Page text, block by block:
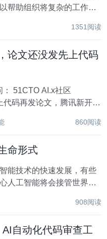
帮助组织将复杂的工作流
特的优点和适用的场景。
1351阅读
论文还没发先上代码
51CTO AI.x社区
代码再发论文，腾讯新开源
生成。 老规矩，先看...
860阅读
命形式
能技术的快速发展，有些
人工智能将会接管世界。
908阅读
自动化代码审查工